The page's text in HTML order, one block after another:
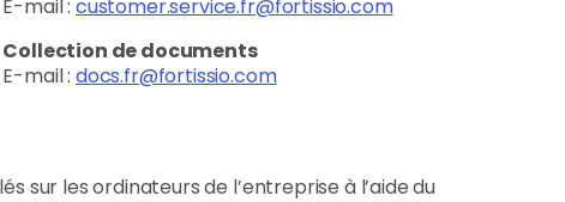
E-mail : customer.service.fr@fortissio.com
Collection de documents
E-mail : docs.fr@fortissio.com
sur les ordinateurs de l’entreprise à l’aide du